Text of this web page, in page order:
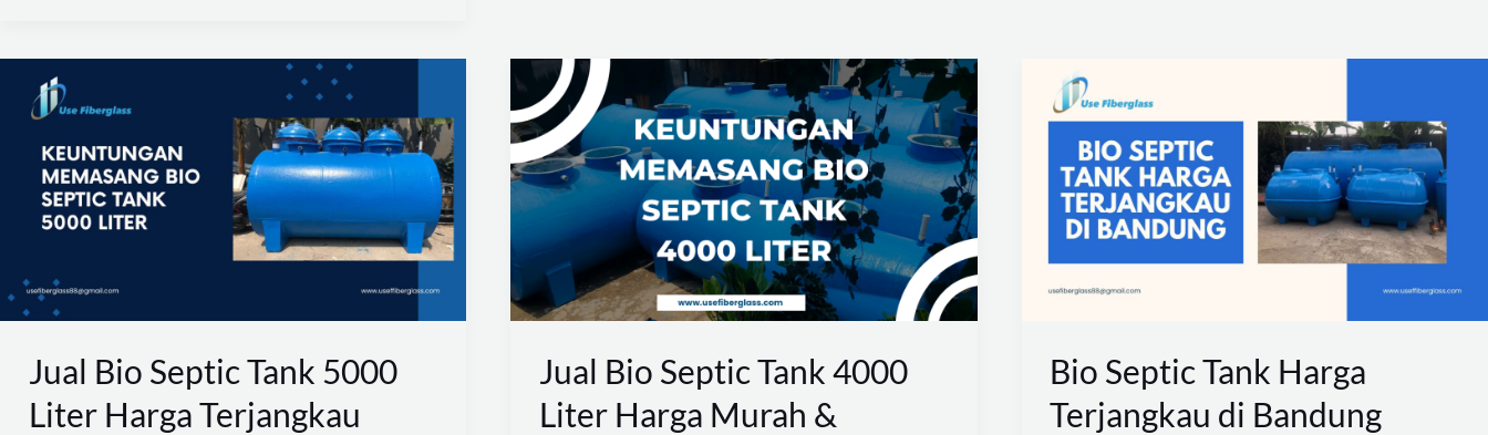
Jual Bio Septic Tank 5000
Liter Harga Terjangkau
Jual
Bio
Septic
Tank
5000
Harga
Terjangkau
Jual Bio Septic Tank 4000
Liter Harga Murah &
Jual
Bio
Septic
Tank
4000
Liter
Harga
Murah
Berkualitas
Bio Septic Tank Harga
Terjangkau di Bandung
Bio
Septic
Tank
Harga
Terjangkau